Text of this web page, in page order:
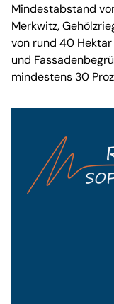
Mindestabstand
Merkwitz,
von rund 40
und
mindestens 30